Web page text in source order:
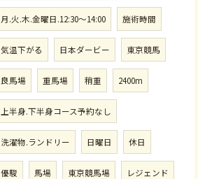
月.火.木.金曜日.12:30〜14:00 施術時間
気温下がる 日本ダービー 東京競馬
良馬場 重馬場 稍重 2400m
上半身.下半身コース予約なし
洗濯物.ランドリー 日曜日 休日
優駿 馬場 東京競馬場 レジェンド